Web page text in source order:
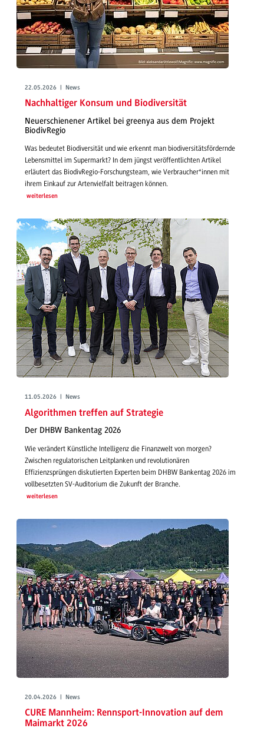
22.05.2026 | News
Nachhaltiger Konsum und Biodiversität
Neuerschienener Artikel bei greenya aus dem Projekt
BiodivRegio
Was bedeutet Biodiversität und wie erkennt man biodiversitätsfördernde
Lebensmittel im Supermarkt? In dem jüngst veröffentlichten Artikel
erläutert das BiodivRegio-Forschungsteam, wie Verbraucher*innen mit
ihrem Einkauf zur Artenvielfalt beitragen können.
weiterlesen
11.05.2026 | News
Algorithmen treffen auf Strategie
Der DHBW Bankentag 2026
Wie verändert Künstliche Intelligenz die Finanzwelt von morgen?
Zwischen regulatorischen Leitplanken und revolutionären
Effizienzsprüngen diskutierten Experten beim DHBW Bankentag 2026 im
vollbesetzten SV-Auditorium die Zukunft der Branche.
weiterlesen
20.04.2026 | News
CURE Mannheim: Rennsport-Innovation auf dem
Maimarkt 2026